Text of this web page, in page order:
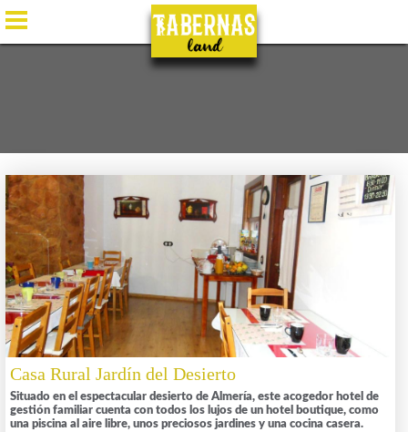
Casa Rural Jardín del Desierto
Situado en el espectacular desierto de Almería, este acogedor hotel de
gestión familiar cuenta con todos los lujos de un hotel boutique, como
una piscina al aire libre, unos preciosos jardines y una cocina casera.